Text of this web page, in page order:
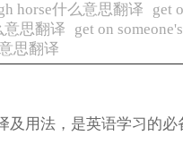
horse什么意思翻译
get
意思翻译
get on
思翻译
及用法，是英语学习的必